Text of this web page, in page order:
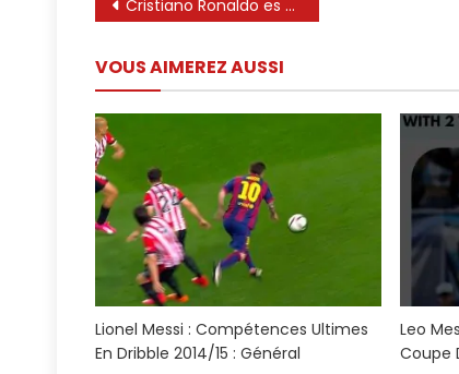
l’article
Cristiano Ronaldo es mejor que Leo Messi 💀
VOUS AIMEREZ AUSSI
Lionel Messi : Compétences Ultimes
En Dribble 2014/15 : Général
Leo
Coupe